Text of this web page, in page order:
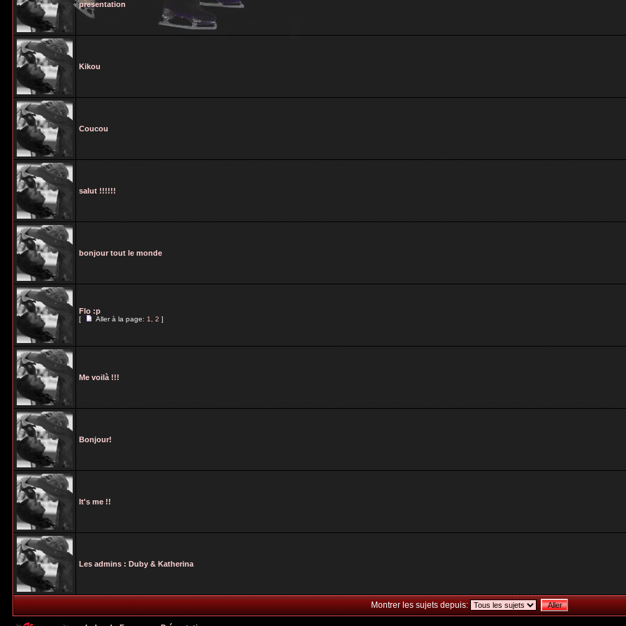
presentation
Kikou
Coucou
salut !!!!!!
bonjour tout le monde
Flo :p
[ Aller à la page:1,2]
Me voilà !!!
Bonjour!
It's me !!
Les admins : Duby & Katherina
Montrer les sujets depuis: